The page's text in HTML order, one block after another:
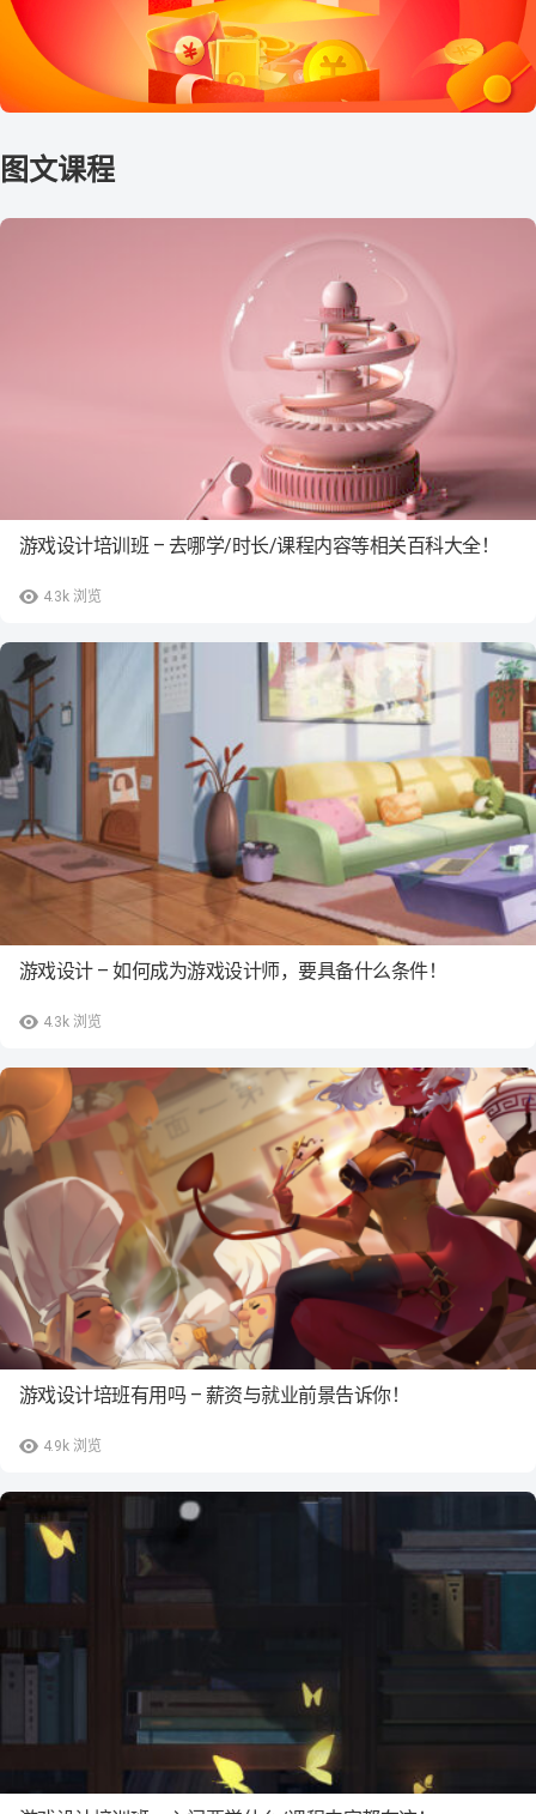
4.3k 浏览
游戏设计培训班 – 去哪学/时长/课程内容等相关百科大全！
4.3k 浏览
游戏设计 – 如何成为游戏设计师，要具备什么条件！
4.9k 浏览
游戏设计培班有用吗 – 薪资与就业前景告诉你！